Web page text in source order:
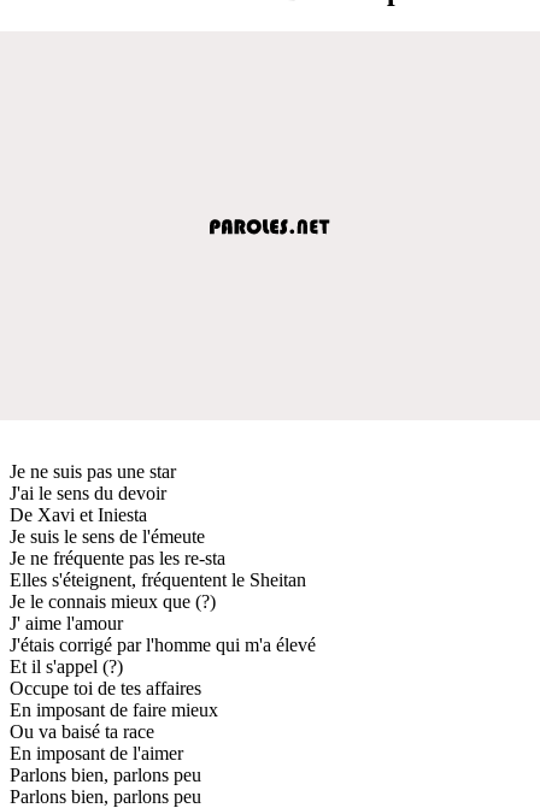
Je ne suis pas une star
J'ai le sens du devoir
De Xavi et Iniesta
Je suis le sens de l'émeute
Je ne fréquente pas les re-sta
Elles s'éteignent, fréquentent le Sheitan
Je le connais mieux que (?)
J' aime l'amour
J'étais corrigé par l'homme qui m'a élevé
Et il s'appel (?)
Occupe toi de tes affaires
En imposant de faire mieux
Ou va baisé ta race
En imposant de l'aimer
Parlons bien, parlons peu
Parlons bien, parlons peu